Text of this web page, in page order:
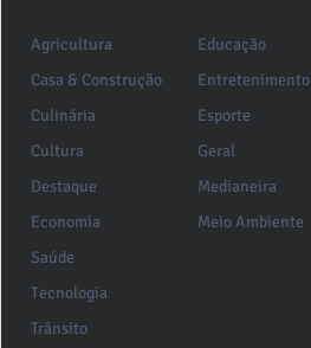
Agricultura
Casa & Construção
Culinária
Cultura
Destaque
Economia
Educação
Entretenimento
Esporte
Geral
Medianeira
Meio Ambiente
Saúde
Tecnologia
Trânsito